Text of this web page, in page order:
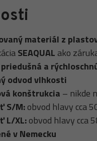
materiál z
SEAQUAL ako
a
odvod vlhkosti
konštrukcia – nikde
S/M:obvod hlavy cca
L/XL:obvod hlavy cca
v Nemecku